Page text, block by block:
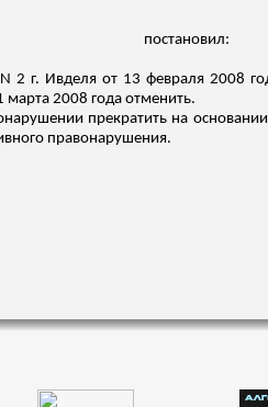
постановил:
2 г. Ивделя от 13 февраля 2008
марта 2008 года отменить.
прекратить на
правонарушения.